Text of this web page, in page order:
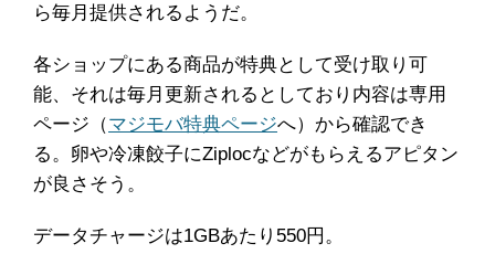
ら毎月提供されるようだ。
各ショップにある商品が特典として受け取り可
能、それは毎月更新されるとしており内容は専用
ページ（マジモバ特典ページへ）から確認でき
る。卵や冷凍餃子にZiplocなどがもらえるアピタン
が良さそう。
データチャージは1GBあたり550円。